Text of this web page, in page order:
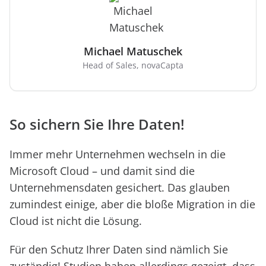
Michael Matuschek
Head of Sales, novaCapta
So sichern Sie Ihre Daten!
Immer mehr Unternehmen wechseln in die
Microsoft Cloud – und damit sind die
Unternehmensdaten gesichert. Das glauben
zumindest einige, aber die bloße Migration in die
Cloud ist nicht die Lösung.
Für den Schutz Ihrer Daten sind nämlich Sie